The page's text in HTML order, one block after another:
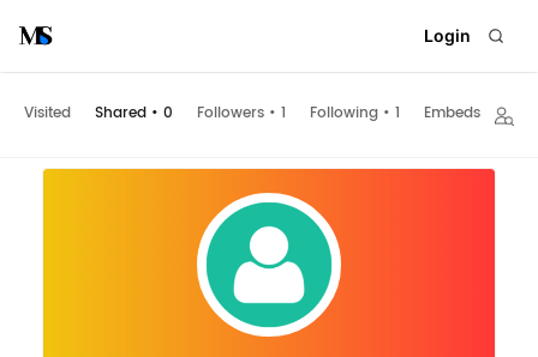
Login
Visited Shared • 0 Followers • 1 Following • 1 Embeds